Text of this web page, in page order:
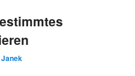
Janek